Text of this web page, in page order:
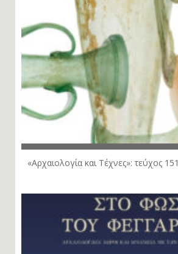
«Αρχαιολογία και Τέχνες»: τεύχος 151